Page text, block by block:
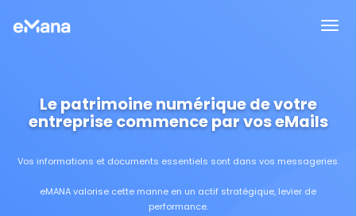
Le patrimoine numérique de votre
entreprise commence par vos eMails
Vos informations et documents essentiels sont dans vos messageries.
eMANA valorise cette manne en un actif stratégique, levier de
performance.